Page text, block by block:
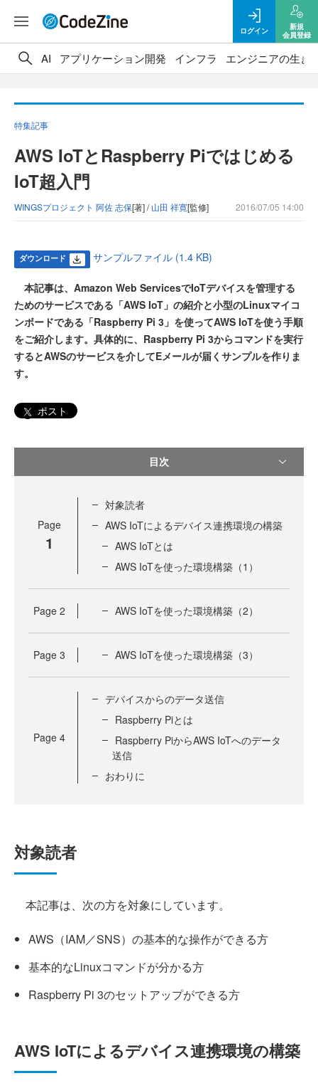
ログイン
新規
会員登録
AI アプリケーション開発 インフラ エンジニアの生き
特集記事
AWS IoTとRaspberry Piではじめる
IoT超入門
WINGSプロジェクト 阿佐 志保[著] /山田 祥寛[監修] 2016/07/05 14:00
ダウンロード サンプルファイル (1.4 KB)
本記事は、Amazon Web ServicesでIoTデバイスを管理する
ためのサービスである「AWS IoT」の紹介と小型のLinuxマイコ
ンボードである「Raspberry Pi 3」を使ってAWS IoTを使う手順
をご紹介します。具体的に、Raspberry Pi 3からコマンドを実行
するとAWSのサービスを介してEメールが届くサンプルを作りま
す。
ポスト
目次
Page
1
対象読者
AWS IoTによるデバイス連携環境の構築
AWS IoTとは
AWS IoTを使った環境構築（1）
Page 2 AWS IoTを使った環境構築（2）
Page 3 AWS IoTを使った環境構築（3）
Page 4
デバイスからのデータ送信
Raspberry Piとは
Raspberry PiからAWS IoTへのデータ
送信
おわりに
対象読者
本記事は、次の方を対象にしています。
AWS（IAM／SNS）の基本的な操作ができる方
基本的なLinuxコマンドが分かる方
Raspberry Pi 3のセットアップができる方
AWS IoTによるデバイス連携環境の構築